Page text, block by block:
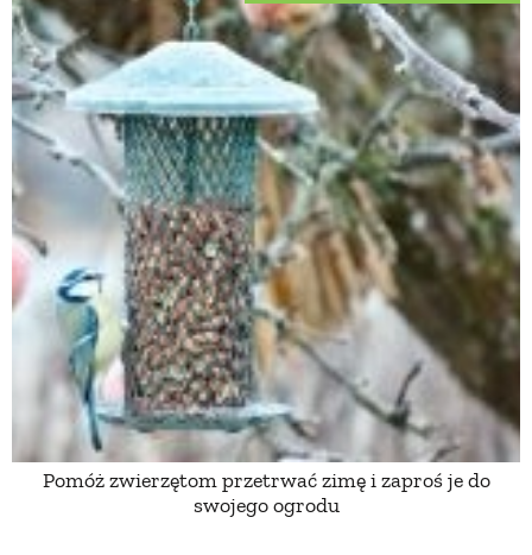
Pomóż zwierzętom przetrwać zimę i zaproś je do
swojego ogrodu